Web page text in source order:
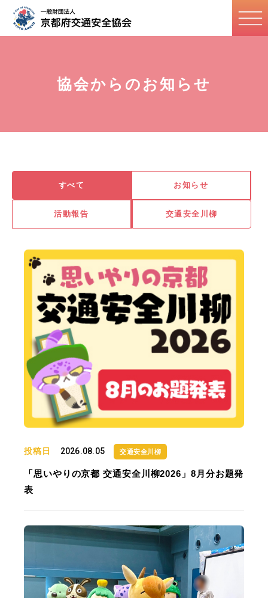
協会からのお知らせ
すべて お知らせ
活動報告 交通安全川柳
投稿日 2026.08.05 交通安全川柳
「思いやりの京都 交通安全川柳2026」8月分お題発
表